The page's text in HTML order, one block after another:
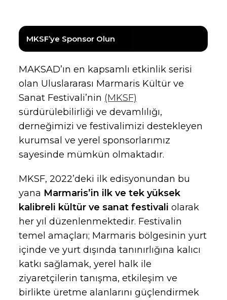
MKSF’ye Sponsor Olun
MAKSAD’ın en kapsamlı etkinlik serisi
olan Uluslararası Marmaris Kültür ve
Sanat Festivali’nin (MKSF)
sürdürülebilirliği ve devamlılığı,
derneğimizi ve festivalimizi destekleyen
kurumsal ve yerel sponsorlarımız
sayesinde mümkün olmaktadır.
MKSF, 2022’deki ilk edisyonundan bu
yana Marmaris’in ilk ve tek yüksek
kalibreli kültür ve sanat festivali olarak
her yıl düzenlenmektedir. Festivalin
temel amaçları; Marmaris bölgesinin yurt
içinde ve yurt dışında tanınırlığına kalıcı
katkı sağlamak, yerel halk ile
ziyaretçilerin tanışma, etkileşim ve
birlikte üretme alanlarını güçlendirmek